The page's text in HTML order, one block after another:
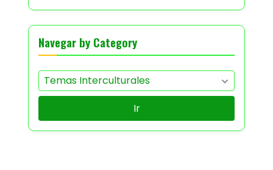
Navegar by Category
Ir